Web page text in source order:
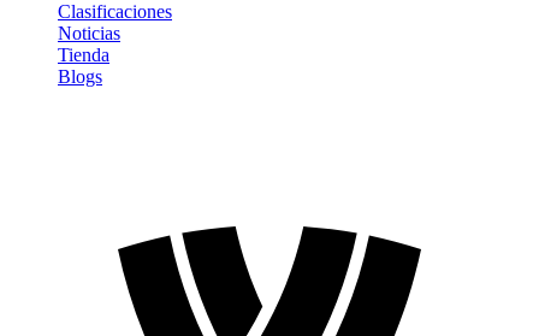
Clasificaciones
Noticias
Tienda
Blogs